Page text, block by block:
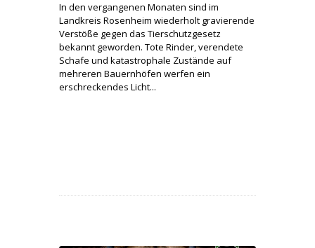
In den vergangenen Monaten sind im
Landkreis Rosenheim wiederholt gravierende
Verstöße gegen das Tierschutzgesetz
bekannt geworden. Tote Rinder, verendete
Schafe und katastrophale Zustände auf
mehreren Bauernhöfen werfen ein
erschreckendes Licht...